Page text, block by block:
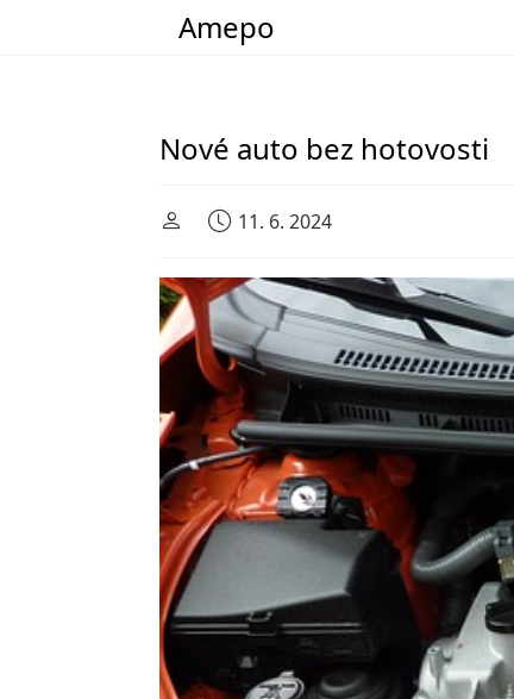
Main Navigation
Amepo
Nové auto bez hotovosti
11. 6. 2024